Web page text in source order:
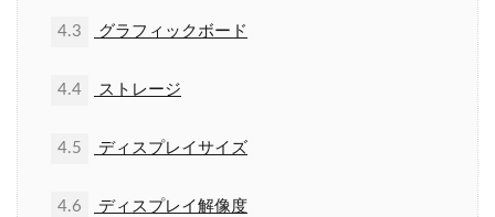
4.3 グラフィックボード
4.4 ストレージ
4.5 ディスプレイサイズ
4.6 ディスプレイ解像度